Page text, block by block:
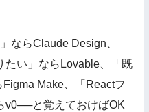
ならClaude Design、
たい」ならLovable、「既
Make、「Reactフ
v0──と覚えておけばOK